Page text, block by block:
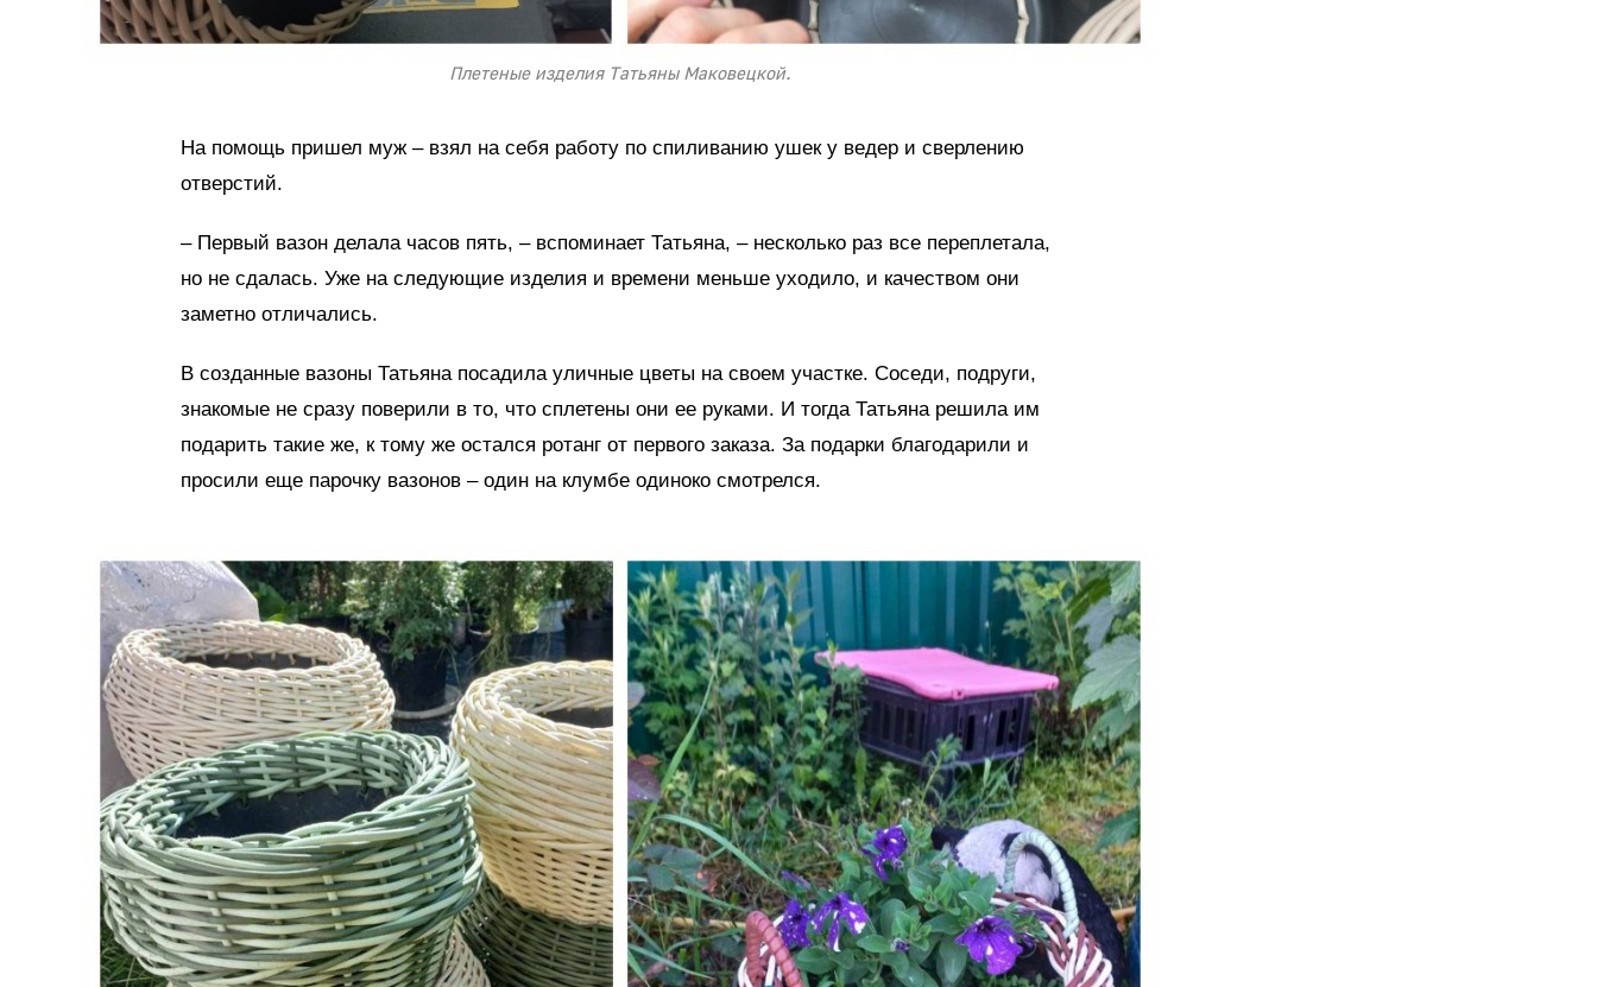
Плетеные изделия Татьяны Маковецкой.
На помощь пришел муж – взял на себя работу по спиливанию ушек у ведер и сверлению
отверстий.
– Первый вазон делала часов пять, – вспоминает Татьяна, – несколько раз все переплетала,
но не сдалась. Уже на следующие изделия и времени меньше уходило, и качеством они
заметно отличались.
В созданные вазоны Татьяна посадила уличные цветы на своем участке. Соседи, подруги,
знакомые не сразу поверили в то, что сплетены они ее руками. И тогда Татьяна решила им
подарить такие же, к тому же остался ротанг от первого заказа. За подарки благодарили и
просили еще парочку вазонов – один на клумбе одиноко смотрелся.